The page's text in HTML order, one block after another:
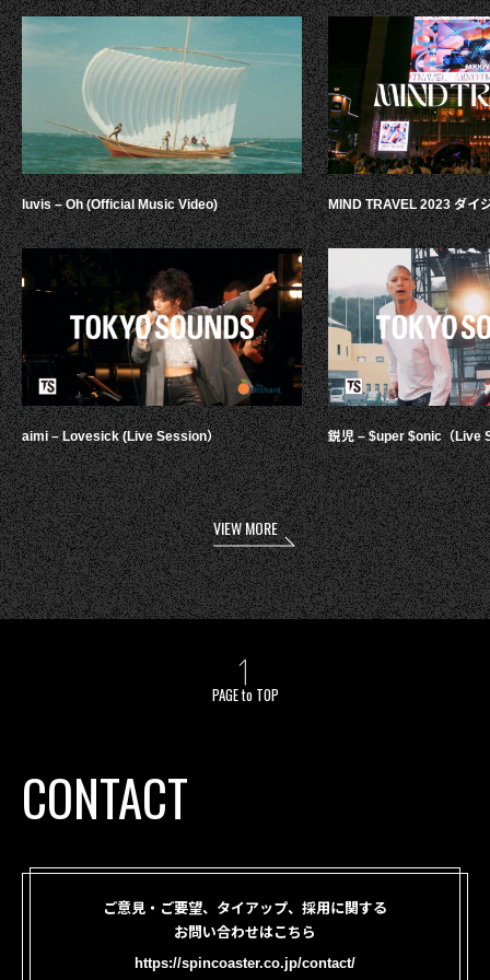
luvis – Oh (Official Music Video)
aimi – Lovesick (Live Session）
MIND TRAVEL 2023 ダイ
鋭児 – $uper $onic（Live
VIEW MORE
PAGE to TOP
CONTACT
ご意見・ご要望、タイアップ、採用に関する
お問い合わせはこちら
https://spincoaster.co.jp/contact/